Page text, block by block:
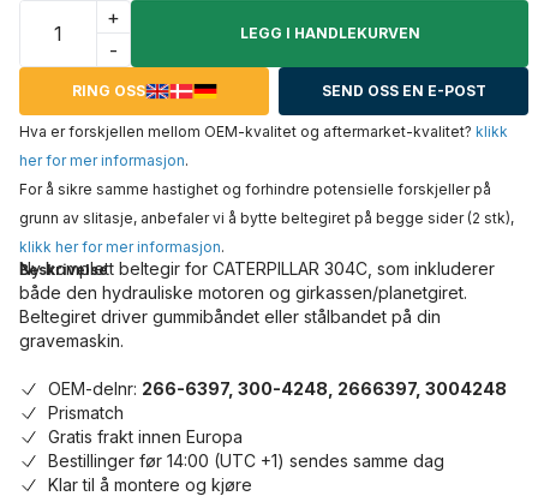
+
-
LEGG I HANDLEKURVEN
RING OSS SEND OSS EN E-POST
Hva er forskjellen mellom OEM-kvalitet og aftermarket-kvalitet? klikk
her for mer informasjon.
For å sikre samme hastighet og forhindre potensielle forskjeller på
grunn av slitasje, anbefaler vi å bytte beltegiret på begge sider (2 stk),
klikk her for mer informasjon.
Beskrivelse
Ny komplett beltegir for CATERPILLAR 304C, som inkluderer
både den hydrauliske motoren og girkassen/planetgiret.
Beltegiret driver gummibåndet eller stålbandet på din
gravemaskin.
OEM-delnr: 266-6397, 300-4248, 2666397, 3004248
Prismatch
Gratis frakt innen Europa
Bestillinger før 14:00 (UTC +1) sendes samme dag
Klar til å montere og kjøre